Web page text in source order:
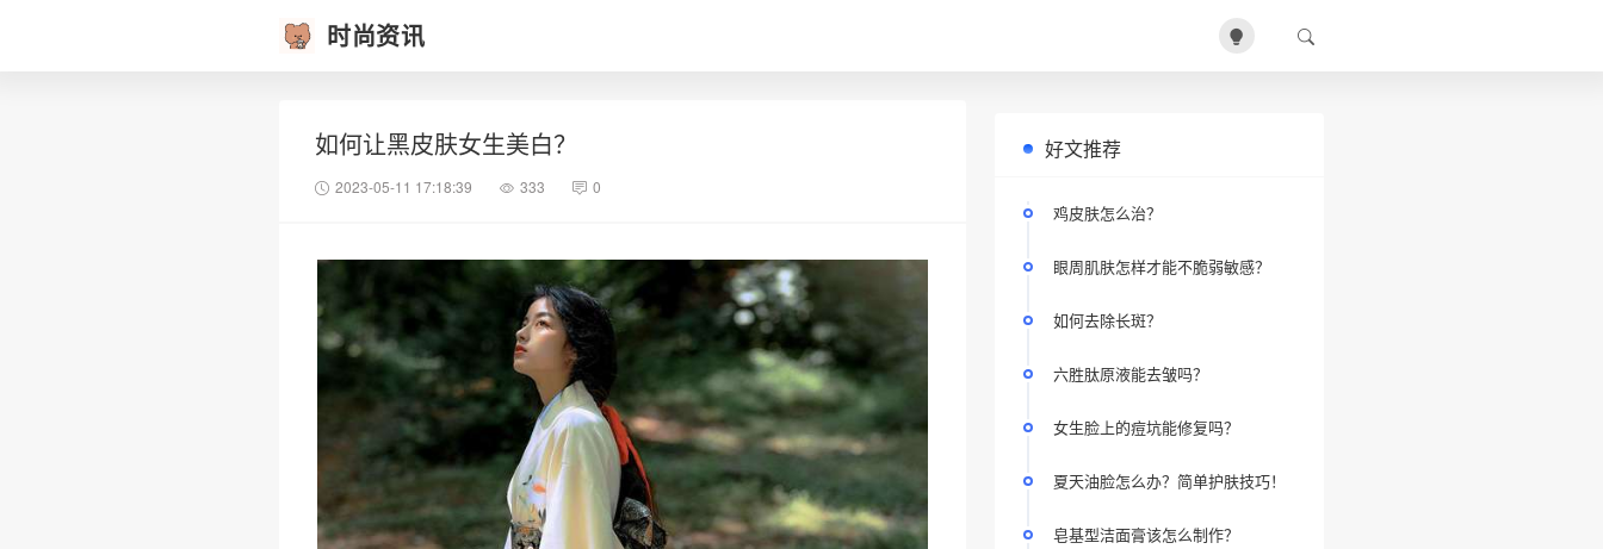
时尚资讯
如何让黑皮肤女生美白？
2023-05-11 17:18:39 333 0
好文推荐
鸡皮肤怎么治？
眼周肌肤怎样才能不脆弱敏感？
如何去除长斑？
六胜肽原液能去皱吗？
女生脸上的痘坑能修复吗？
夏天油脸怎么办？简单护肤技巧！
皂基型洁面膏该怎么制作？